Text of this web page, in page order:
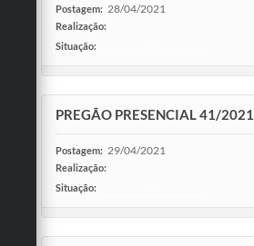
Postagem: 28/04/2021
Realização:
Situação:
PREGÃO PRESENCIAL 41/2021
Postagem: 29/04/2021
Realização:
Situação: